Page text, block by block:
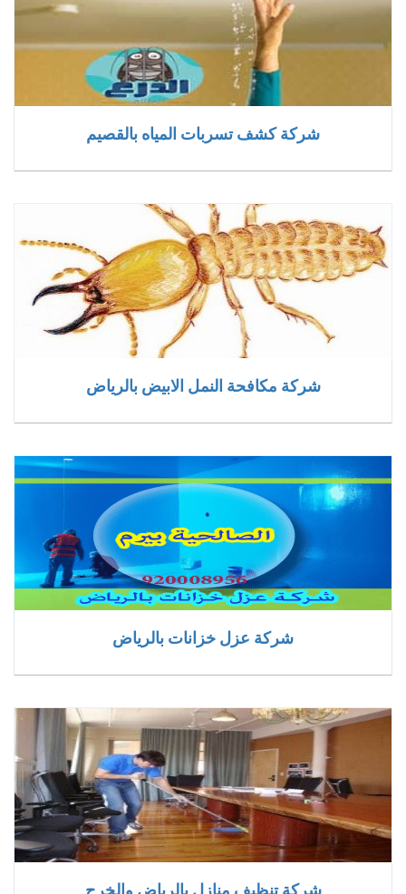
شركة كشف تسربات المياه بالقصيم
شركة مكافحة النمل الابيض بالرياض
شركة عزل خزانات بالرياض
شركة تنظيف منازل بالرياض والخرج